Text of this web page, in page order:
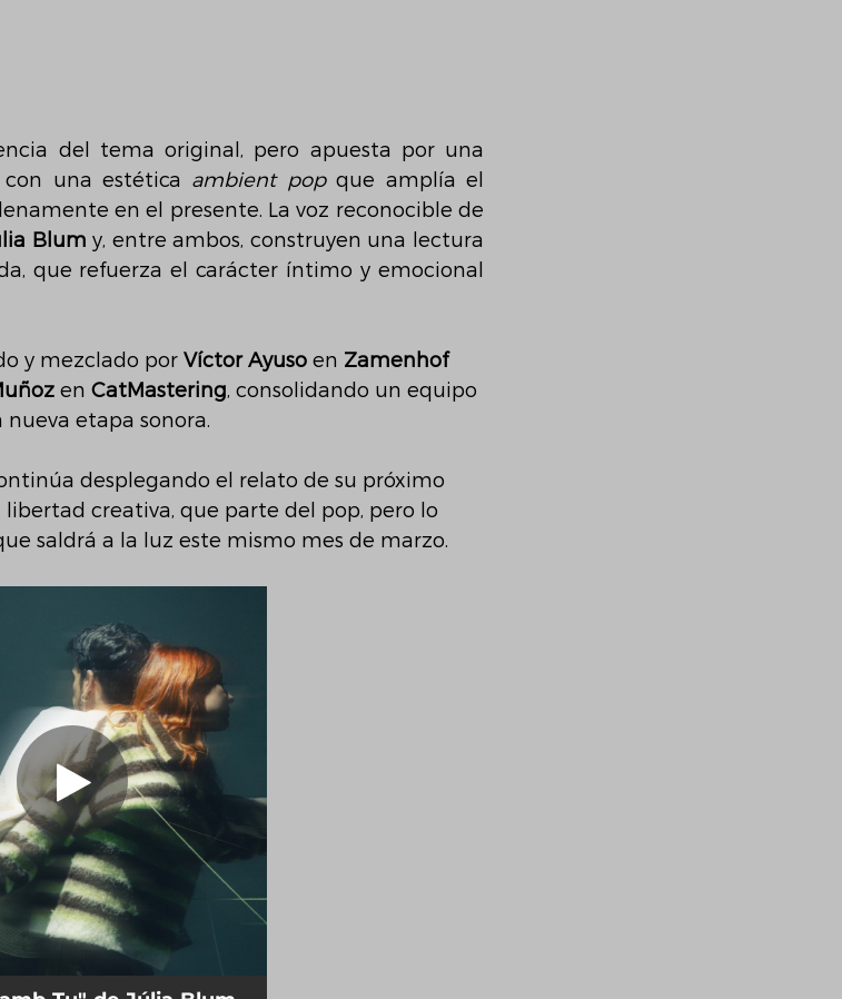
del tema original, pero apuesta por una
una estética ambient pop que amplía el
Blum y, entre ambos, construyen una lectura
que refuerza el carácter íntimo y emocional
y mezclado por Víctor Ayuso en Zamenhof
en CatMastering, consolidando un equipo
etapa sonora.
desplegando el relato de su próximo
creativa, que parte del pop, pero lo
saldrá a la luz este mismo mes de marzo.